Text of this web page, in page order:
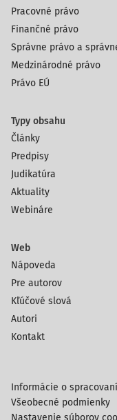
Pracovné právo
Finančné právo
Správne právo a
Medzinárodné právo
Právo EÚ
Typy obsahu
Články
Predpisy
Judikatúra
Aktuality
Webináre
Web
Nápoveda
Pre autorov
Kľúčové slová
Autori
Kontakt
Informácie o
Všeobecné podmienky
Nastavenie súborov